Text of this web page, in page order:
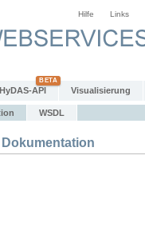
Hilfe Links
HyDAS-API Visualisierung
WSDL
Dokumentation